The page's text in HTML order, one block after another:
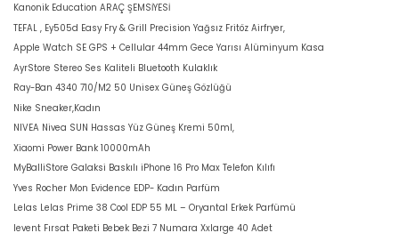
Kanonik Education ARAÇ ŞEMSİYESİ
TEFAL , Ey505d Easy Fry & Grill Precision Yağsız Fritöz Airfryer,
Apple Watch SE GPS + Cellular 44mm Gece Yarısı Alüminyum Kasa
AyrStore Stereo Ses Kaliteli Bluetooth Kulaklık
Ray-Ban 4340 710/M2 50 Unisex Güneş Gözlüğü
Nike Sneaker,Kadın
NIVEA Nivea SUN Hassas Yüz Güneş Kremi 50ml,
Xiaomi Power Bank 10000mAh
MyBalliStore Galaksi Baskılı iPhone 16 Pro Max Telefon Kılıfı
Yves Rocher Mon Evidence EDP- Kadın Parfüm
Lelas Lelas Prime 38 Cool EDP 55 ML – Oryantal Erkek Parfümü
levent Fırsat Paketi Bebek Bezi 7 Numara Xxlarge 40 Adet